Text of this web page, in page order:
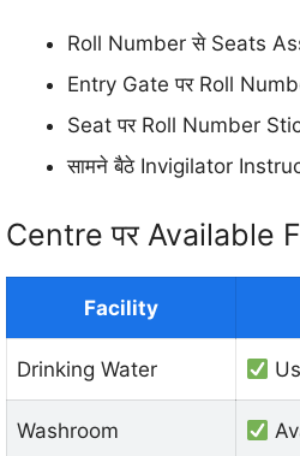
Roll Number से Seats
Entry Gate पर Roll
Seat पर Roll Number
सामने बैठे Invigilator
Centre पर Available
Facility
Drinking Water
Washroom